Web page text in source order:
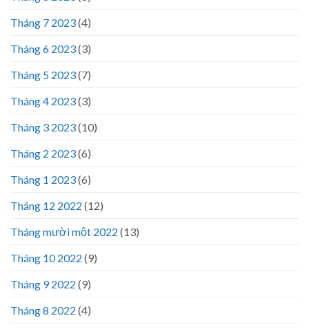
Tháng 7 2023(4)
Tháng 6 2023(3)
Tháng 5 2023(7)
Tháng 4 2023(3)
Tháng 3 2023(10)
Tháng 2 2023(6)
Tháng 1 2023(6)
Tháng 12 2022 (12)
Tháng mười một 2022 (13)
Tháng 10 2022 (9)
Tháng 9 2022 (9)
Tháng 8 2022 (4)